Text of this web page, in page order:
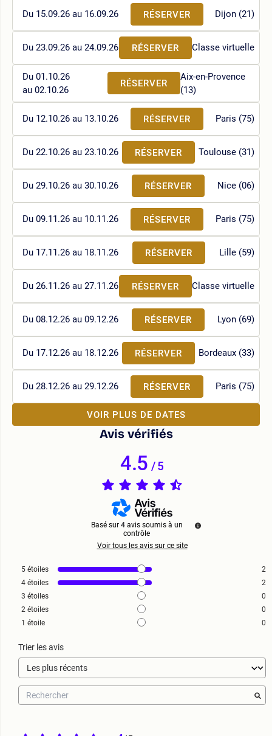
Du 15.09.26 au 16.09.26 Dijon (21)
RÉSERVER
Du 23.09.26 au 24.09.26 Classe virtuelle
RÉSERVER
Du 01.10.26
au 02.10.26
Aix-en-Provence
(13)
RÉSERVER
Du 12.10.26 au 13.10.26 Paris (75)
RÉSERVER
Du 22.10.26 au 23.10.26 Toulouse (31)
RÉSERVER
Du 29.10.26 au 30.10.26 Nice (06)
RÉSERVER
Du 09.11.26 au 10.11.26 Paris (75)
RÉSERVER
Du 17.11.26 au 18.11.26 Lille (59)
RÉSERVER
Du 26.11.26 au 27.11.26 Classe virtuelle
RÉSERVER
Du 08.12.26 au 09.12.26 Lyon (69)
RÉSERVER
Du 17.12.26 au 18.12.26 Bordeaux (33)
RÉSERVER
Du 28.12.26 au 29.12.26 Paris (75)
RÉSERVER
VOIR PLUS DE DATES
Avis vérifiés
4.5/5
Basé sur 4 avis soumis à un
contrôle
Voir tous les avis sur ce site
5 étoiles
2
4 étoiles
2
3 étoiles
0
2 étoiles
0
1 étoile 0
Trier les avis